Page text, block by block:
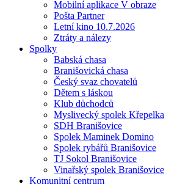
Mobilní aplikace V obraze
Pošta Partner
Letní kino 10.7.2026
Ztráty a nálezy
Spolky
Babská chasa
Branišovická chasa
Český svaz chovatelů
Dětem s láskou
Klub důchodců
Myslivecký spolek Křepelka
SDH Branišovice
Spolek Maminek Domino
Spolek rybářů Branišovice
TJ Sokol Branišovice
Vinařský spolek Branišovice
Komunitní centrum